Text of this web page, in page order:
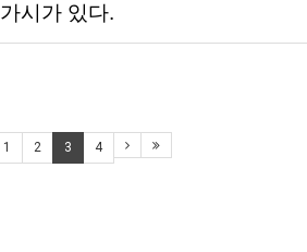
시가 있다.
1 2 3 4